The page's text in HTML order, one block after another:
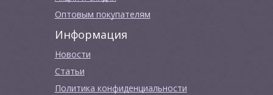
Оптовым покупателям
Информация
Новости
Cтатьи
Политика конфиденциальности